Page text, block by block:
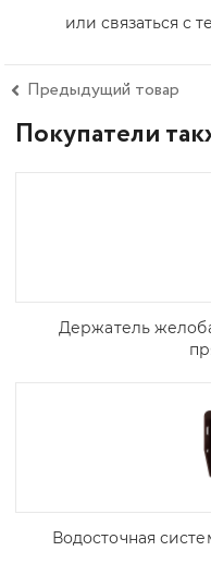
или связаться с
Предыдущий товар
Покупатели
Держатель
Водосточная